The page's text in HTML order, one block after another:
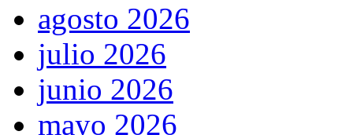
agosto 2026
julio 2026
junio 2026
mayo 2026